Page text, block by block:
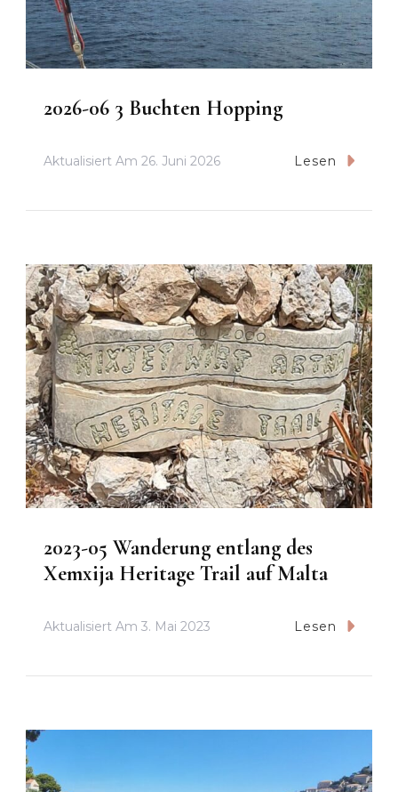
2026-06 3 Buchten Hopping
Aktualisiert Am 26. Juni 2026 Lesen
2023-05 Wanderung entlang des
Xemxija Heritage Trail auf Malta
Aktualisiert Am 3. Mai 2023 Lesen